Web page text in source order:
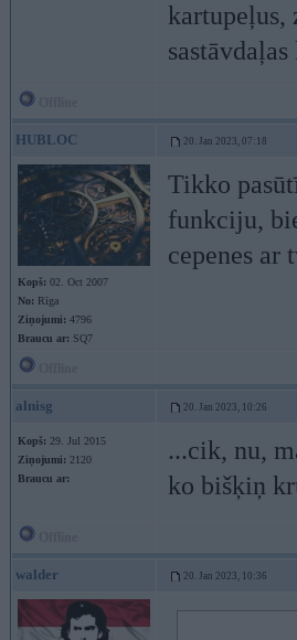
kartupeļus,
HUBLOC 20. Jan 2023, 07:18
Kopš: 02. Oct 2007
No: Rīga
Ziņojumi: 4796
Braucu ar: SQ7
Tikko
funkciju,
cepenes ar
alnisg 20. Jan 2023, 10:26
Kopš: 29. Jul 2015
Ziņojumi: 2120
Braucu ar:
...cik, nu,
ko bišķiņ
walder 20. Jan 2023, 10:36